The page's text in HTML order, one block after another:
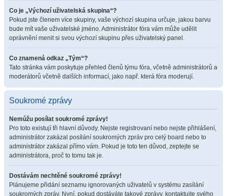
Co je „Výchozí uživatelská skupina“?
Pokud jste členem více skupiny, vaše výchozí skupina určuje, jakou barvu
bude mít vaše uživatelské jméno. Administrátor fóra vám může udělit
oprávnění menit si svou výchozí skupinu přes uživatelský panel.
Co znamená odkaz „Tým“?
Tato stránka vám poskytuje přehled členů týmu fóra, včetně administrátorů a
moderátorů včetně dalších informací, jako např. která fóra moderují.
Soukromé zprávy
Nemůžu posílat soukromé zprávy!
Pro toto existují tři hlavní důvody. Nejste registrovaní nebo nejste přihlášení,
administrátor zakázal posílání soukromých zpráv pro celý board nebo to
administrátor zakázal přímo vám. Pokud je toto ten důvod, zeptejte se
administrátora, proč to tomu tak je.
Dostávám nechtěné soukromé zprávy!
Plánujeme přidání seznamu ignorovaných uživatelů v systému zasílání
soukromých zpráv. Nyní, pokud dostáváte takové zprávy, kontaktujte svého